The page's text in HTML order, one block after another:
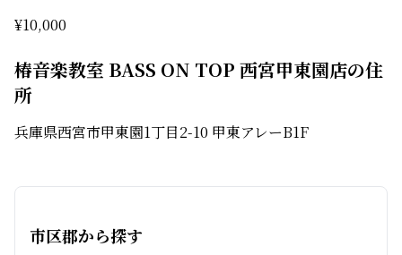
¥10,000
椿音楽教室 BASS ON TOP 西宮甲東園店の住
所
兵庫県西宮市甲東園1丁目2-10 甲東アレーB1F
市区郡から探す